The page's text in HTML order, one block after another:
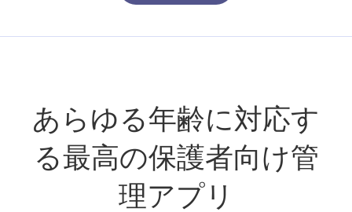
あらゆる年齢に対応す
る最高の保護者向け管
理アプリ